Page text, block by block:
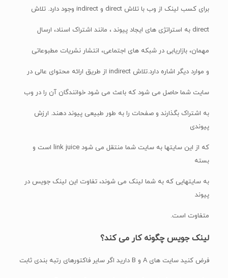
برای کسب لینک از وب با تلاش direct و indirect وجود دارد. تلاش
direct به استراتژی های ایجاد پیوند ، مانند اشتراک اسناد، ارسال
مهمان، بازاریابی در شبکه های اجتماعی، انتشار نشریات مطبوعاتی
و موارد دیگر اشاره دارد.تلاش indirect از طریق ارائه محتوای عالی در
سایت شما حاصل می شود که باعث می شود خوانندگان آن را در وب
به اشتراک بگذارند و صفحات را به طور طبیعی پیوند دهند. ارزش
پیوندی
که از این سایتها به سایت شما منتقل می شود link juice است و
بسته
به سایتهایی که به شما لینک می شوند، تفاوت این لینک جویس در
پیوند
متفاوت است.
لینک جویس چگونه کار می کند؟
فرض کنید سایت های A و B دارید اگر سایر فاکتورهای رتبه بندی ثابت